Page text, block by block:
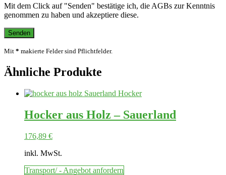
Mit dem Click auf "Senden" bestätige ich, die AGBs zur Kenntnis
genommen zu haben und akzeptiere diese.
Mit * makierte Felder sind Pflichtfelder.
Ähnliche Produkte
Hocker aus Holz – Sauerland
176,89 €
inkl. MwSt.
Transport/ - Angebot anfordern